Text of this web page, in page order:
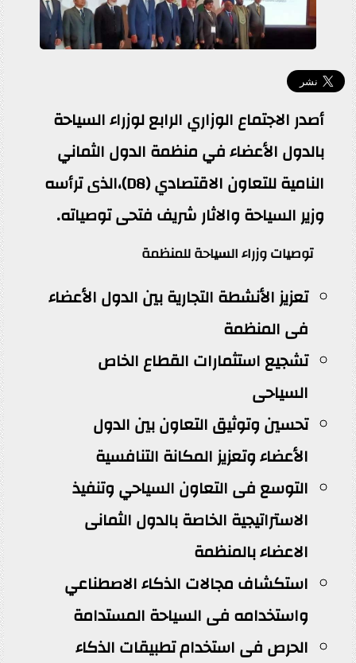
أصدر الاجتماع الوزاري الرابع لوزراء السياحة
بالدول الأعضاء في منظمة الدول الثماني
النامية للتعاون الاقتصادي (D8)،الذى ترأسه
وزير السياحة والاثار شريف فتحى توصياته.
توصيات وزراء السياحة للمنظمة
تعزيز الأنشطة التجارية بين الدول الأعضاء
فى المنظمة
تشجيع استثمارات القطاع الخاص
السياحى
تحسين وتوثيق التعاون بين الدول
الأعضاء وتعزيز المكانة التنافسية
التوسع فى التعاون السياحي وتنفيذ
الاستراتيجية الخاصة بالدول الثمانى
الاعضاء بالمنظمة
استكشاف مجالات الذكاء الاصطناعي
واستخدامه فى السياحة المستدامة
الحرص فى استخدام تطبيقات الذكاء